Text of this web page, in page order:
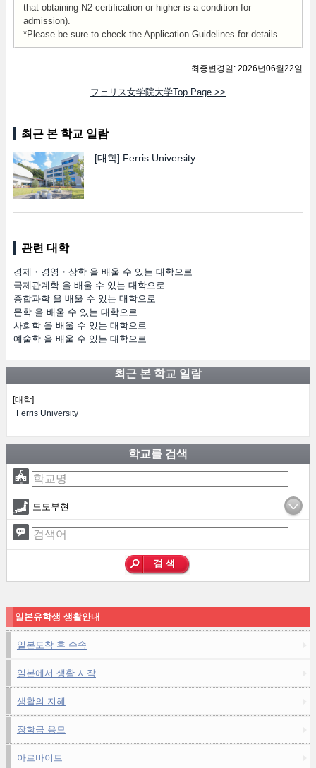
that obtaining N2 certification or higher is a condition for
admission).
*Please be sure to check the Application Guidelines for details.
최종변경일: 2026년06월22일
フェリス女学院大学Top Page >>
최근 본 학교 일람
[대학] Ferris University
관련 대학
경제・경영・상학 을 배울 수 있는 대학으로
국제관계학 을 배울 수 있는 대학으로
종합과학 을 배울 수 있는 대학으로
문학 을 배울 수 있는 대학으로
사회학 을 배울 수 있는 대학으로
예술학 을 배울 수 있는 대학으로
최근 본 학교 일람
[대학]
Ferris University
학교를 검색
도도부현
일본유학생 생활안내
일본도착 후 수속
일본에서 생활 시작
생활의 지혜
장학금 응모
아르바이트